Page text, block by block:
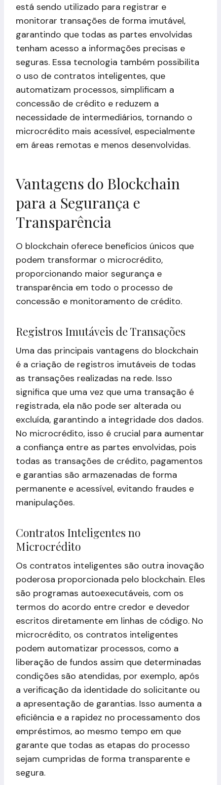
está sendo utilizado para registrar e
monitorar transações de forma imutável,
garantindo que todas as partes envolvidas
tenham acesso a informações precisas e
seguras. Essa tecnologia também possibilita
o uso de contratos inteligentes, que
automatizam processos, simplificam a
concessão de crédito e reduzem a
necessidade de intermediários, tornando o
microcrédito mais acessível, especialmente
em áreas remotas e menos desenvolvidas.
Vantagens do Blockchain
para a Segurança e
Transparência
O blockchain oferece benefícios únicos que
podem transformar o microcrédito,
proporcionando maior segurança e
transparência em todo o processo de
concessão e monitoramento de crédito.
Registros Imutáveis de Transações
Uma das principais vantagens do blockchain
é a criação de registros imutáveis de todas
as transações realizadas na rede. Isso
significa que uma vez que uma transação é
registrada, ela não pode ser alterada ou
excluída, garantindo a integridade dos dados.
No microcrédito, isso é crucial para aumentar
a confiança entre as partes envolvidas, pois
todas as transações de crédito, pagamentos
e garantias são armazenadas de forma
permanente e acessível, evitando fraudes e
manipulações.
Contratos Inteligentes no
Microcrédito
Os contratos inteligentes são outra inovação
poderosa proporcionada pelo blockchain. Eles
são programas autoexecutáveis, com os
termos do acordo entre credor e devedor
escritos diretamente em linhas de código. No
microcrédito, os contratos inteligentes
podem automatizar processos, como a
liberação de fundos assim que determinadas
condições são atendidas, por exemplo, após
a verificação da identidade do solicitante ou
a apresentação de garantias. Isso aumenta a
eficiência e a rapidez no processamento dos
empréstimos, ao mesmo tempo em que
garante que todas as etapas do processo
sejam cumpridas de forma transparente e
segura.